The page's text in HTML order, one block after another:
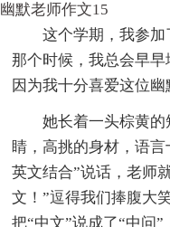
幽默老师作文15
这个学期，我参加
那个时候，我总会早早
因为我十分喜爱这位幽
她长着一头棕黄
睛，高挑的身材，语
英文结合”说话，老师
文！”逗得我们捧腹大
把“中文”说成了“中问